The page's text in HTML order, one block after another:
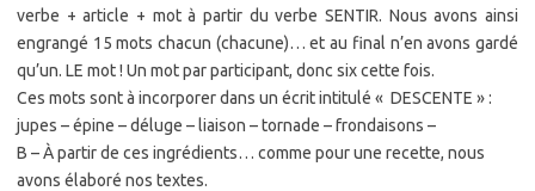
verbe + article + mot à partir du verbe SENTIR. Nous avons ainsi
engrangé 15 mots chacun (chacune)… et au final n’en avons gardé
qu’un. LE mot ! Un mot par participant, donc six cette fois.
Ces mots sont à incorporer dans un écrit intitulé « DESCENTE » :
jupes – épine – déluge – liaison – tornade – frondaisons –
B – À partir de ces ingrédients… comme pour une recette, nous
avons élaboré nos textes.